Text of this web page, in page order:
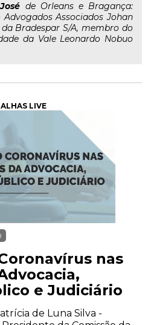
José de Orleans e Bragança:
Associados Johan
Bradespar S/A, membro do
da Vale Leonardo Nobuo
LIVE
nas
e Judiciário
de Luna Silva -